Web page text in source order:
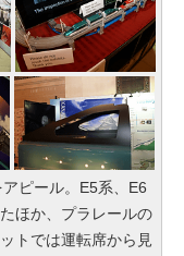
ピール。E5系、E6
ほか、プラレールの
トでは運転席から見